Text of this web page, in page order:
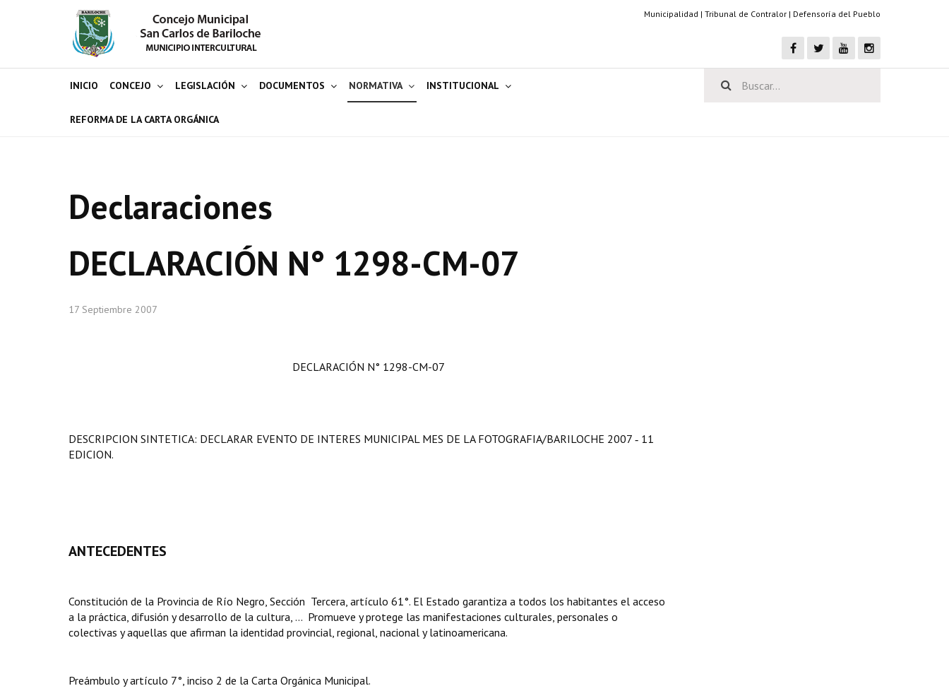
Municipalidad | Tribunal de Contralor | Defensoría del Pueblo
INICIO CONCEJO LEGISLACIÓN DOCUMENTOS NORMATIVA INSTITUCIONAL
REFORMA DE LA CARTA ORGÁNICA
Declaraciones
DECLARACIÓN N° 1298-CM-07
17 Septiembre 2007
DECLARACIÓN N° 1298-CM-07
DESCRIPCION SINTETICA: DECLARAR EVENTO DE INTERES MUNICIPAL MES DE LA FOTOGRAFIA/BARILOCHE 2007 ‑ 11
EDICION.
ANTECEDENTES
Constitución de la Provincia de Río Negro, Sección Tercera, artículo 61°. El Estado garantiza a todos los habitantes el acceso
a la práctica, difusión y desarrollo de la cultura, ... Promueve y protege las manifestaciones culturales, personales o
colectivas y aquellas que afirman la identidad provincial, regional, nacional y latinoamericana.
Preámbulo y artículo 7°, inciso 2 de la Carta Orgánica Municipal.